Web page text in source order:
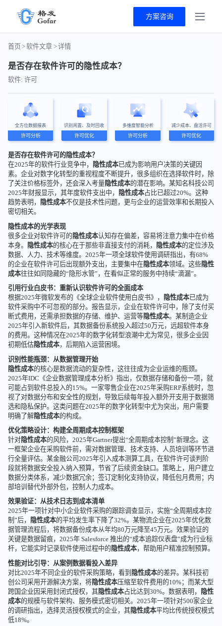
方案咨询
首页>软件文章 >详情
是否存在软件许可的隐性成本？
软件: 许可
全方位数据报表
许可分析
识别闲置、及时回收
许可优化
多维度智能分析
许可分析
减少成本、盘活许可
许可优化
是否存在软件许可的隐性成本？
在2025年的软件行业竞争中，
隐性成本已成为影响用户决策的关键因
素。企业对数字化转型的重视程度不断提升，很多组织在选择软件时，除
了关注价格标签外，还会深入考量隐性成本的潜在影响。某知名科技公司
2025年财报显示，其年度软件支出中，
隐性成本占比已超过20%。这种
趋势表明，
隐性成本不仅是技术性问题，更与企业的运营效率和长期投入
密切相关。
隐性成本的光学表现
很多企业对软件许可的隐性成本认知存在偏差，容易将注意力集中在价格
本身。
隐性成本的核心在于那些非直接支付的消耗， 隐性成本的定位涉及
数据、人力、技术等维度。2025年一项全球软件使用调研指出，有68%
的企业在软件许可后出现额外支出，主要集中在隐性成本领域。这些隐性
成本往往如同隐藏的“隐形水管”，在看似正常的服务中持续“滴漏”。
引用行业白皮书：重新认识软件许可的全面成本
根据2025年微软发布的《全球企业软件使用白皮书》，
隐性成本已成为
软件采购中不可忽视的部分。报告显示，企业在软件许可中，除了支付买
断式费用，还需承担数据的存储、维护、运营等隐性成本。某制造企业
2025年引入新软件后，其数据备份系统投入超过50万元，远超软件本身
的费用。这种情况在2025年的数字化转型浪潮中尤为常见，很多企业因
初期低估隐性成本，后期陷入运营困境。
识别性能瓶颈：从数据管理开始
隐性成本的核心是数据流动的复杂性，这往往成为企业运维的瓶颈。
2025年IDC《企业数据管理成本分析》指出，仅数据存储和备份一项，就
可能占到软件总投入的15%。一家零售企业在2025年采购ERP系统时，忽
视了对数据分布和安全性的规划，导致后续每年投入额外开支用于数据筛
选和隐私保护。这类问题在2025年的数字化转型中尤为突出，用户需要
明确了解隐性成本的构成。
优化策略设计：构建全周期成本控制框架
针对隐性成本的风险，2025年Gartner提出“全周期成本控制”新理念。这
一框架企业在采购软件前，需对数据管理、技术支持、人员培训等环节进
行全量评估。某金融公司2025年引入成本测算工具，在软件许可谈判阶
段就将数据安全投入纳入预算，节省了后续资金缺口。策略上，用户建立
数据分类体系，减少数据冗余；签订定制化支持协议，降低包月费用；内
部培训替代外部外包，控制人力成本。
效果验证：从技术日志到成本清单
2025年一项针对中小企业软件采购的跟踪调查显示，实施“全周期成本控
制”后，
隐性成本的平均发生率下降了32%。某物流企业在2025年优化数
据管理流程后，将数据备份成本从年均80万元降至45万元。效果验证的
关键是数据留痕，2025年 Salesforce 推出的“成本追踪仪表盘”成为行业标
杆，它能实时记录软件使用过程中的隐性成本，帮助用户精准控制预算。
性能对比引导：从案例数据看投入差异
对比2025年不同企业的软件采购策略，看到 隐性成本的差异。某科技初
创公司采用开源解决方案，将隐性成本压缩至软件费用的10%；而某大型
跨国企业因采用封闭式授权，其隐性成本占比达到30%。数据表明，
隐性
成本的规模与软件架构、服务模式密切相关。2025年一项针对500家企业
的调研指出，选择灵活授权模式的企业，其隐性成本平均比传统授权模式
低18%。